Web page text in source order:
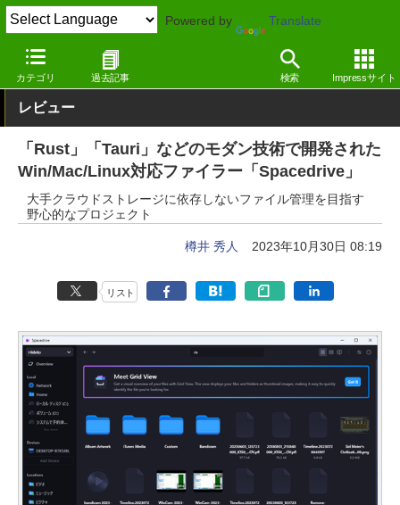
Powered by Translate
カテゴリ 過去記事 検索 Impressサイト
窓の杜 システム・ファイル Windows
レビュー
「Rust」「Tauri」などのモダン技術で開発された
Win/Mac/Linux対応ファイラー「Spacedrive」
大手クラウドストレージに依存しないファイル管理を目指す
野心的なプロジェクト
樽井 秀人 2023年10月30日 08:19
リスト